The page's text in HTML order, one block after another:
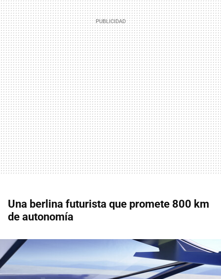
Una berlina futurista que promete 800 km
de autonomía